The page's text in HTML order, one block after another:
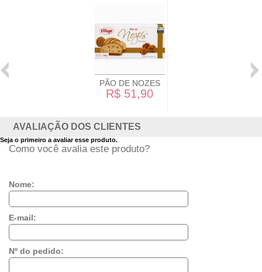
PÃO DE NOZES
R$ 51,90
AVALIAÇÃO DOS CLIENTES
Seja o primeiro a avaliar esse produto.
Como você avalia este produto?
Nome:
E-mail:
Nº do pedido: